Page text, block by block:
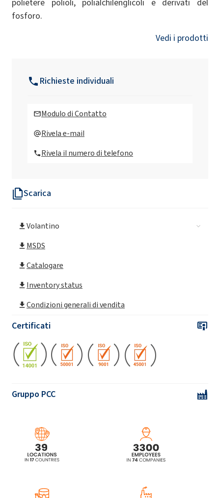
Scarica
Volantino
MSDS
Catalogare
Inventory status
Condizioni generali di vendita
Certificati
Gruppo PCC
polietere polioli, polialchilenglicoli e derivati del
fosforo.
Vedi i prodotti
Richieste individuali
Modulo di Contatto
Rivela e-mail
Rivela il numero di telefono